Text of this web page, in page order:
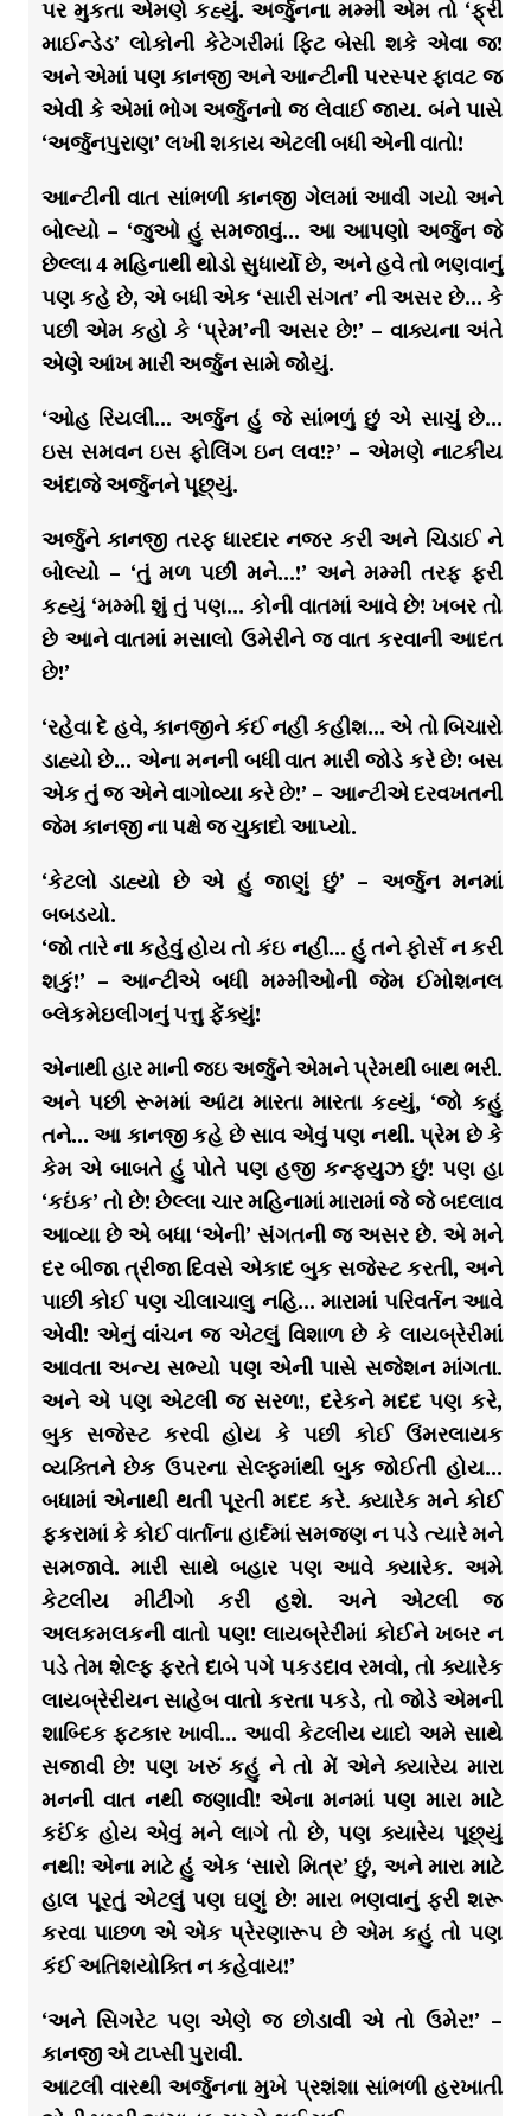
પર મુકતા એમણે કહ્યું. અર્જુનના મમ્મી એમ તો ‘ફ્રી
માઈન્ડેડ’ લોકોની કેટેગરીમાં ફિટ બેસી શકે એવા જ!
અને એમાં પણ કાનજી અને આન્ટીની પરસ્પર ફાવટ જ
એવી કે એમાં ભોગ અર્જુનનો જ લેવાઈ જાય. બંને પાસે
‘અર્જુનપુરાણ’ લખી શકાય એટલી બધી એની વાતો!
આન્ટીની વાત સાંભળી કાનજી ગેલમાં આવી ગયો અને
બોલ્યો – ‘જુઓ હું સમજાવું… આ આપણો અર્જુન જે
છેલ્લા 4 મહિનાથી થોડો સુધાર્યો છે, અને હવે તો ભણવાનું
પણ કહે છે, એ બધી એક ‘સારી સંગત’ ની અસર છે… કે
પછી એમ કહો કે ‘પ્રેમ’ની અસર છે!’ – વાક્યના અંતે
એણે આંખ મારી અર્જુન સામે જોયું.
‘ઓહ રિયલી… અર્જુન હું જે સાંભળું છું એ સાચું છે…
ઇસ સમવન ઇસ ફોલિંગ ઇન લવ!?’ – એમણે નાટકીય
અંદાજે અર્જુનને પૂછ્યું.
અર્જુને કાનજી તરફ ધારદાર નજર કરી અને ચિડાઈ ને
બોલ્યો – ‘તું મળ પછી મને…!’ અને મમ્મી તરફ ફરી
કહ્યું ‘મમ્મી શું તું પણ… કોની વાતમાં આવે છે! ખબર તો
છે આને વાતમાં મસાલો ઉમેરીને જ વાત કરવાની આદત
છે!’
‘રહેવા દે હવે, કાનજીને કંઈ નહીં કહીશ… એ તો બિચારો
ડાહ્યો છે… એના મનની બધી વાત મારી જોડે કરે છે! બસ
એક તું જ એને વાગોવ્યા કરે છે!’ – આન્ટીએ દરવખતની
જેમ કાનજી ના પક્ષે જ ચુકાદો આપ્યો.
‘કેટલો ડાહ્યો છે એ હું જાણું છું’ – અર્જુન મનમાં
બબડયો.
‘જો તારે ના કહેવું હોય તો કંઇ નહીં… હું તને ફોર્સ ન કરી
શકું!’ – આન્ટીએ બધી મમ્મીઓની જેમ ઈમોશનલ
બ્લેકમેઇલીંગનું પત્તુ ફેંક્યું!
એનાથી હાર માની જઇ અર્જુને એમને પ્રેમથી બાથ ભરી.
અને પછી રૂમમાં આંટા મારતા મારતા કહ્યું, ‘જો કહું
તને… આ કાનજી કહે છે સાવ એવું પણ નથી. પ્રેમ છે કે
કેમ એ બાબતે હું પોતે પણ હજી કન્ફ્યુઝ છું! પણ હા
‘કઇંક’ તો છે! છેલ્લા ચાર મહિનામાં મારામાં જે જે બદલાવ
આવ્યા છે એ બધા ‘એની’ સંગતની જ અસર છે. એ મને
દર બીજા ત્રીજા દિવસે એકાદ બુક સજેસ્ટ કરતી, અને
પાછી કોઈ પણ ચીલાચાલુ નહિ… મારામાં પરિવર્તન આવે
એવી! એનું વાંચન જ એટલું વિશાળ છે કે લાયબ્રેરીમાં
આવતા અન્ય સભ્યો પણ એની પાસે સજેશન માંગતા.
અને એ પણ એટલી જ સરળ!, દરેકને મદદ પણ કરે,
બુક સજેસ્ટ કરવી હોય કે પછી કોઈ ઉંમરલાયક
વ્યક્તિને છેક ઉપરના સેલ્ફમાંથી બુક જોઈતી હોય…
બધામાં એનાથી થતી પૂરતી મદદ કરે. ક્યારેક મને કોઈ
ફકરામાં કે કોઈ વાર્તાના હાર્દમાં સમજણ ન પડે ત્યારે મને
સમજાવે. મારી સાથે બહાર પણ આવે ક્યારેક. અમે
કેટલીય મીટીંગો કરી હશે. અને એટલી જ
અલકમલકની વાતો પણ! લાયબ્રેરીમાં કોઈને ખબર ન
પડે તેમ શેલ્ફ ફરતે દાબે પગે પકડદાવ રમવો, તો ક્યારેક
લાયબ્રેરીયન સાહેબ વાતો કરતા પકડે, તો જોડે એમની
શાબ્દિક ફટકાર ખાવી… આવી કેટલીય યાદો અમે સાથે
સજાવી છે! પણ ખરું કહું ને તો મેં એને ક્યારેય મારા
મનની વાત નથી જણાવી! એના મનમાં પણ મારા માટે
કઈંક હોય એવું મને લાગે તો છે, પણ ક્યારેય પૂછ્યું
નથી! એના માટે હું એક ‘સારો મિત્ર’ છું, અને મારા માટે
હાલ પૂરતું એટલું પણ ઘણું છે! મારા ભણવાનું ફરી શરૂ
કરવા પાછળ એ એક પ્રેરણારૂપ છે એમ કહું તો પણ
કંઈ અતિશયોક્તિ ન કહેવાય!’
‘અને સિગરેટ પણ એણે જ છોડાવી એ તો ઉમેર!’ –
કાનજી એ ટાપ્સી પુરાવી.
આટલી વારથી અર્જુનના મુખે પ્રશંશા સાંભળી હરખાતી